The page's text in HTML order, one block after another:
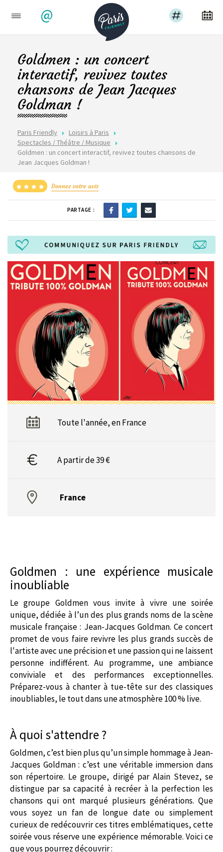
@
Paris Friendly
Loisirs à Paris
Spectacles / Théâtre / Musique
Goldmen : un concert interactif, revivez toutes chansons de
Jean Jacques Goldman !
Goldmen : un concert
interactif, revivez toutes
chansons de Jean Jacques
Goldman !
Donnez votre avis
PARTAGE :
Toute l'année, en France
A partir de 39 €
France
Goldmen : une expérience musicale
inoubliable
Le groupe Goldmen vous invite à vivre une soirée
unique, dédiée à l’un des plus grands noms de la scène
musicale française : Jean-Jacques Goldman. Ce concert
promet de vous faire revivre les plus grands succès de
l'artiste avec une précision et une passion qui ne laissent
personne indifférent. Au programme, une ambiance
conviviale et des performances exceptionnelles.
Préparez-vous à chanter à tue-tête sur des classiques
inoubliables, le tout dans une atmosphère 100 % live.
À quoi s'attendre ?
Goldmen, c’est bien plus qu’un simple hommage à Jean-
Jacques Goldman : c’est une véritable immersion dans
son répertoire. Le groupe, dirigé par Alain Stevez, se
distingue par sa capacité à recréer à la perfection les
chansons qui ont marqué plusieurs générations. Que
vous soyez un fan de longue date ou simplement
curieux de redécouvrir ces titres emblématiques, cette
soirée vous réserve une expérience mémorable. Voici ce
que vous pourrez découvrir :